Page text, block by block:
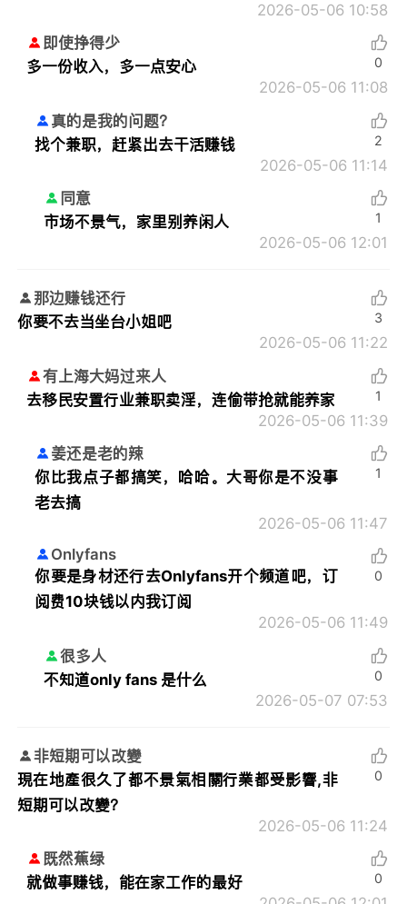
2026-05-06 10:58
即使挣得少
多一份收入，多一点安心
2026-05-06 11:08
0
真的是我的问题？
找个兼职，赶紧出去干活赚钱
2026-05-06 11:14
2
同意
市场不景气，家里别养闲人
2026-05-06 12:01
1
那边赚钱还行
你要不去当坐台小姐吧
2026-05-06 11:22
3
有上海大妈过来人
去移民安置行业兼职卖淫，连偷带抢就能养家
2026-05-06 11:39
1
姜还是老的辣
你比我点子都搞笑，哈哈。大哥你是不没事
老去搞
2026-05-06 11:47
1
Onlyfans
你要是身材还行去Onlyfans开个频道吧，订
阅费10块钱以内我订阅
2026-05-06 11:49
0
很多人
不知道only fans 是什么
2026-05-07 07:53
0
非短期可以改變
現在地產很久了都不景氣相關行業都受影響,非
短期可以改變？
2026-05-06 11:24
0
既然蕉绿
就做事赚钱，能在家工作的最好
0